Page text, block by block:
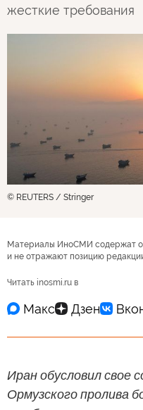
жесткие требования
© REUTERS / Stringer
Материалы ИноСМИ содержат
и не отражают позицию
Читать inosmi.ru в
Иран обусловил свое
Ормузского пролива